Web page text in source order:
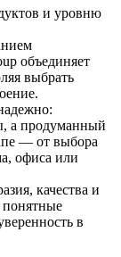
и уровню
объединяет
выбрать
а продуманный
— от выбора
офиса или
качества и
понятные
в